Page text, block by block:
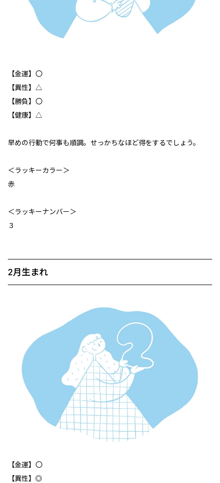
【金運】〇
【異性】△
【勝負】〇
【健康】△
早めの行動で何事も順調。せっかちなほど得をするでしょう。
＜ラッキーカラー＞
赤
＜ラッキーナンバー＞
３
2月生まれ
【金運】〇
【異性】◎